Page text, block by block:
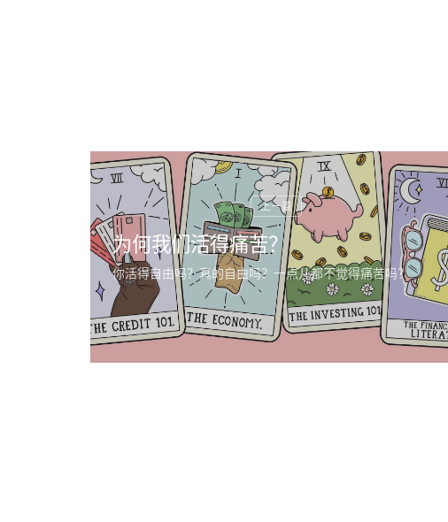
为何我们活得痛苦？
你活得自由吗？真的自由吗？一点儿都不觉得痛苦吗？